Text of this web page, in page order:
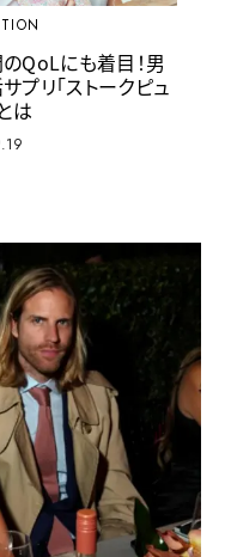
QoLにも着目！男
プリ「ストークピュ
は